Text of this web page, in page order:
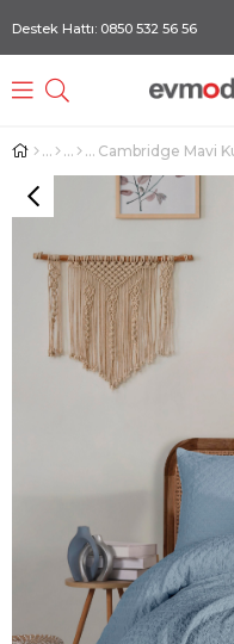
Destek Hattı: 0850 532 56 56
Cambridge Mavi